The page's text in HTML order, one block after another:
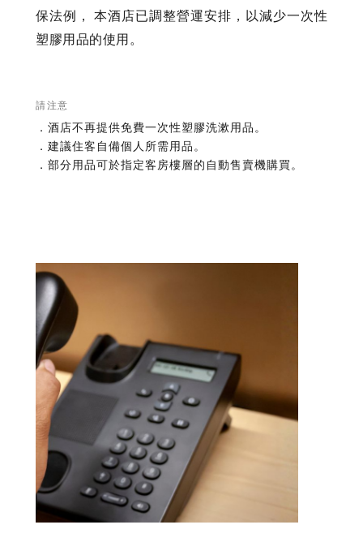
保法例， 本酒店已調整營運安排，以減少一次性
塑膠用品的使用。
請注意
．酒店不再提供免費一次性塑膠洗漱用品。
．建議住客自備個人所需用品。
．部分用品可於指定客房樓層的自動售賣機購買。